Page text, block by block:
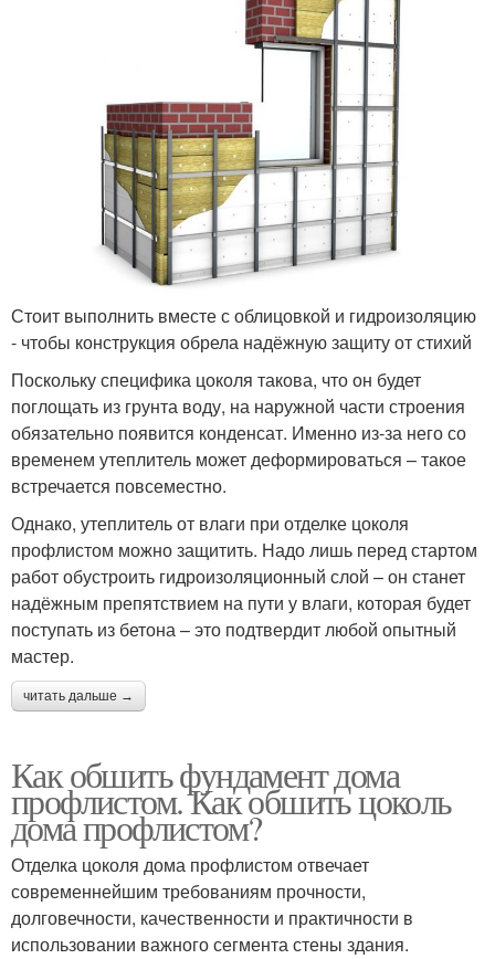
Стоит выполнить вместе с облицовкой и гидроизоляцию
- чтобы конструкция обрела надёжную защиту от стихий
Поскольку специфика цоколя такова, что он будет
поглощать из грунта воду, на наружной части строения
обязательно появится конденсат. Именно из-за него со
временем утеплитель может деформироваться – такое
встречается повсеместно.
Однако, утеплитель от влаги при отделке цоколя
профлистом можно защитить. Надо лишь перед стартом
работ обустроить гидроизоляционный слой – он станет
надёжным препятствием на пути у влаги, которая будет
поступать из бетона – это подтвердит любой опытный
мастер.
читать дальше →
Как обшить фундамент дома
профлистом. Как обшить цоколь
дома профлистом?
Отделка цоколя дома профлистом отвечает
современнейшим требованиям прочности,
долговечности, качественности и практичности в
использовании важного сегмента стены здания.